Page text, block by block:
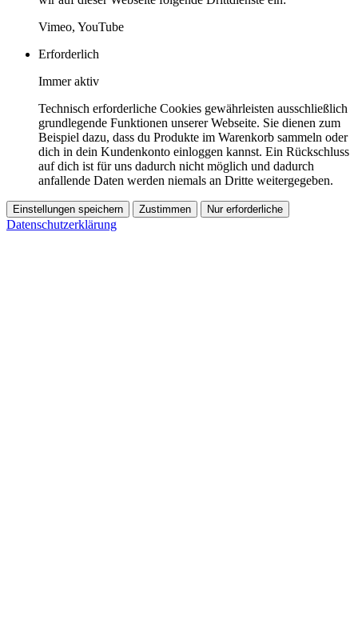
Vimeo, YouTube
Erforderlich
Immer aktiv
Technisch erforderliche Cookies gewährleisten ausschließlich
grundlegende Funktionen unserer Webseite. Sie dienen zum
Beispiel dazu, dass du Produkte im Warenkorb sammeln oder
dich in dein Kundenkonto einloggen kannst. Ein Rückschluss
auf dich ist für uns dadurch nicht möglich und dadurch
anfallende Daten werden niemals an Dritte weitergegeben.
Einstellungen speichern Zustimmen Nur erforderliche
Datenschutzerklärung